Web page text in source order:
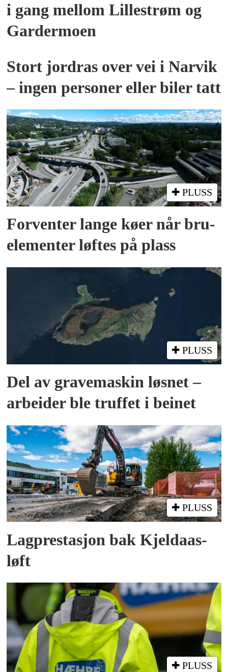
i gang mellom Lillestrøm og
Gardermoen
Stort jordras over vei i Narvik
– ingen personer eller biler tatt
PLUSS
Forventer lange køer når bru­
elementer løftes på plass
PLUSS
Del av grave­maskin løsnet –
arbeider ble truffet i beinet
PLUSS
Lagprestasjon bak Kjeldaas-
løft
PLUSS